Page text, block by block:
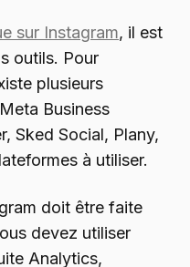
sur Instagram, il est
outils. Pour
plusieurs
Business
Sked Social, Plany,
à utiliser.
doit être faite
devez utiliser
Analytics,